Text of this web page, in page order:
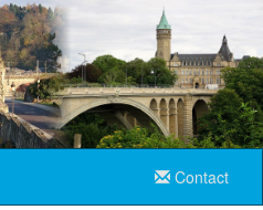
Contact